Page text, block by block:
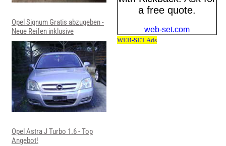
Opel Signum Gratis abzugeben -
Neue Reifen inklusive
Opel Astra J Turbo 1.6 - Top
Angebot!